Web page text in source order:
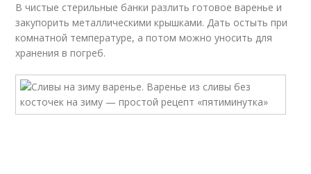
В чистые стерильные банки разлить готовое варенье и
закупорить металлическими крышками. Дать остыть при
комнатной температуре, а потом можно уносить для
хранения в погреб.